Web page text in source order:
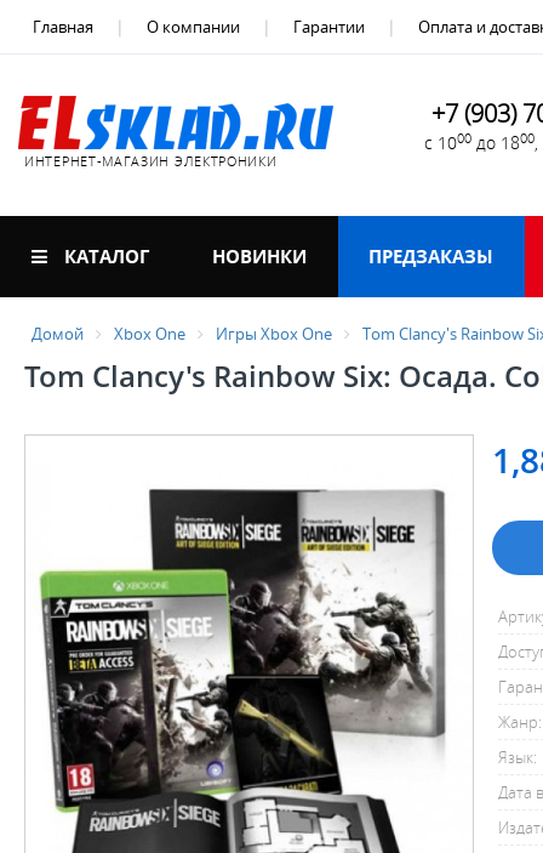
Главная О компании Гарантии Оплата и
ИНТЕРНЕТ-МАГАЗИН ЭЛЕКТРОНИКИ
+7 (903)
с 1000 до 1800
КАТАЛОГ НОВИНКИ ПРЕДЗАКАЗЫ
Домой Xbox One Игры Xbox One Tom Clancy's Rainbow
Tom Clancy's Rainbow Six: Осада.
Жанр:
Язык:
Дата